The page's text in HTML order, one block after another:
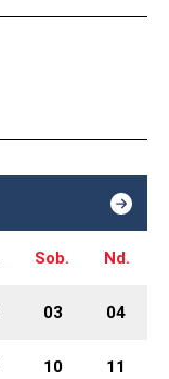
Sob. Nd.
03 04
10 11